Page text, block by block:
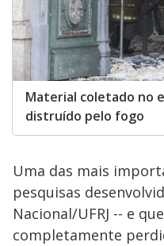
Material coletado no
distruído pelo fogo
Uma das mais
pesquisas
Nacional/UFRJ -- e
completamente